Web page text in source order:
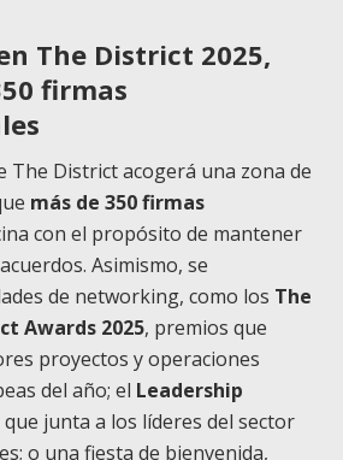
The District 2025,
firmas
The District acogerá una zona de
más de 350 firmas
con el propósito de mantener
Asimismo, se
de networking, como los The
Awards 2025, premios que
proyectos y operaciones
del año; el Leadership
junta a los líderes del sector
o una fiesta de bienvenida,